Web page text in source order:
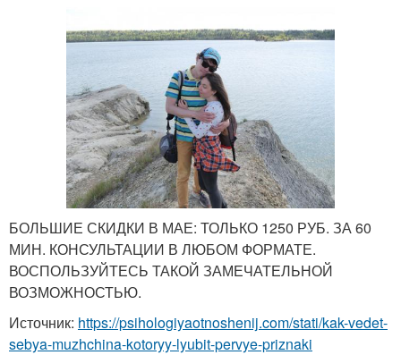
БОЛЬШИЕ СКИДКИ В МАЕ: ТОЛЬКО 1250 РУБ. ЗА 60
МИН. КОНСУЛЬТАЦИИ В ЛЮБОМ ФОРМАТЕ.
ВОСПОЛЬЗУЙТЕСЬ ТАКОЙ ЗАМЕЧАТЕЛЬНОЙ
ВОЗМОЖНОСТЬЮ.
Источник: https://psihologiyaotnoshenij.com/stati/kak-vedet-
sebya-muzhchina-kotoryy-lyubit-pervye-priznaki